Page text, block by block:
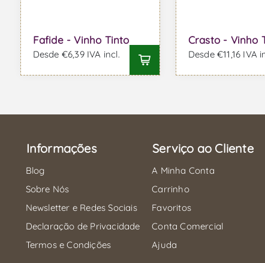
Fafide - Vinho Tinto
Desde €6,39 IVA incl.
Crasto - Vinho
Desde €11,16 IVA
Informações
Blog
Sobre Nós
Newsletter e Redes Sociais
Declaração de Privacidade
Termos e Condições
Serviço ao Cliente
A Minha Conta
Carrinho
Favoritos
Conta Comercial
Ajuda